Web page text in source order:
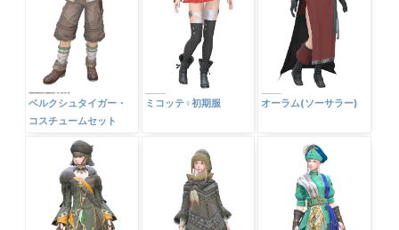
ベルクシュタイガー・
コスチュームセット
ミコッテ♀初期服 オーラム(ソーサラー)